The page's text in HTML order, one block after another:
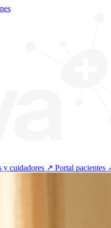
y cuidadores ↗ Portal pacientes